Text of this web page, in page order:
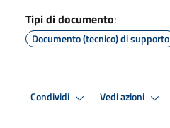
Tipi di documento:
Documento (tecnico) di supporto
Condividi Vedi azioni